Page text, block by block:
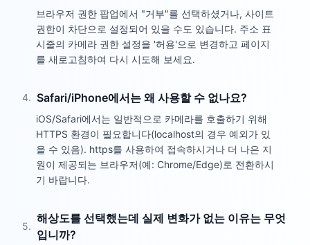
브라우저 권한 팝업에서 "거부"를 선택하셨거나, 사이트
권한이 차단으로 설정되어 있을 수도 있습니다. 주소 표
시줄의 카메라 권한 설정을 '허용'으로 변경하고 페이지
를 새로고침하여 다시 시도해 보세요.
4. Safari/iPhone에서는 왜 사용할 수 없나요?
iOS/Safari에서는 일반적으로 카메라를 호출하기 위해
HTTPS 환경이 필요합니다(localhost의 경우 예외가 있
을 수 있음). https를 사용하여 접속하시거나 더 나은 지
원이 제공되는 브라우저(예: Chrome/Edge)로 전환하시
기 바랍니다.
5.
해상도를 선택했는데 실제 변화가 없는 이유는 무엇
입니까?